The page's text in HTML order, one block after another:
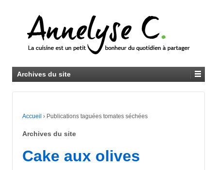
Archives du site
Accueil › Publications taguées tomates séchées
Archives du site
Cake aux olives